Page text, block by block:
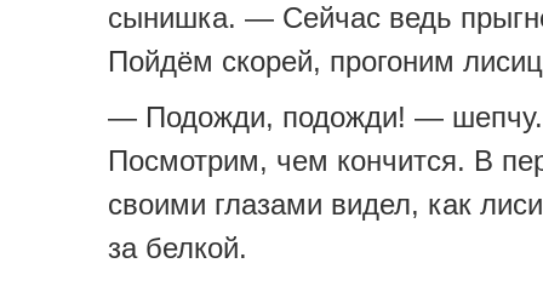
сынишка. — Сейчас ведь
Пойдём скорей, прогоним
— Подожди, подожди! —
Посмотрим, чем кончится. В
своими глазами видел, как
за белкой.